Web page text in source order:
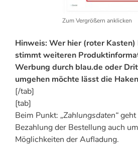
Zum Vergrößern anklicken
Hinweis: Wer hier (roter
stimmt weiteren
Werbung durch blau.de oder
umgehen möchte lässt die
[/tab]
[tab]
Beim Punkt: „Zahlungsdaten“
Bezahlung der Bestellung auch
Möglichkeiten der Aufladung.